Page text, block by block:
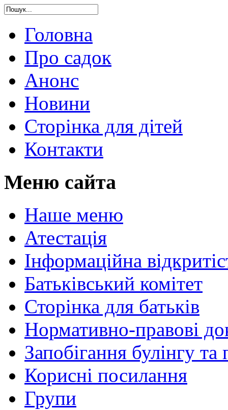
Головна
Про садок
Анонс
Новини
Сторінка для дітей
Контакти
Меню сайта
Наше меню
Атестація
Інформаційна
Батьківський комітет
Сторінка для батьків
Нормативно-правові
Запобігання булінгу та
Корисні посилання
Групи